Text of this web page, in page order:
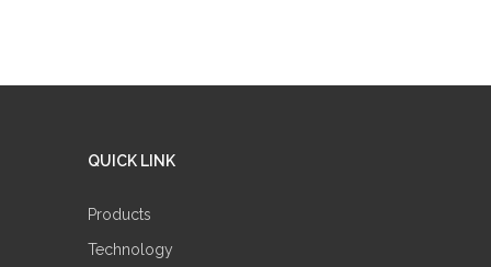
QUICK LINK
Products
Technology